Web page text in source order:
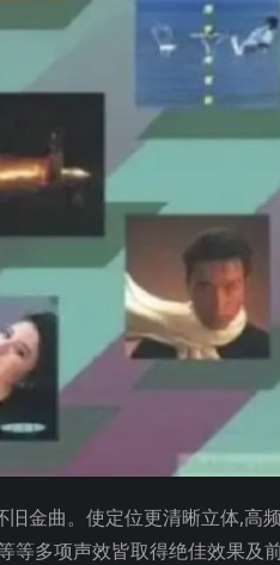
金曲。使定位更清晰立体,高
等多项声效皆取得绝佳效果及